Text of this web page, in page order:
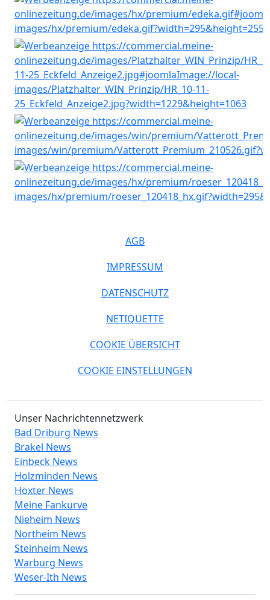
AGB
IMPRESSUM
DATENSCHUTZ
NETIQUETTE
COOKIE ÜBERSICHT
COOKIE EINSTELLUNGEN
Unser Nachrichtennetzwerk
Bad Driburg News
Brakel News
Einbeck News
Holzminden News
Höxter News
Meine Fankurve
Nieheim News
Northeim News
Steinheim News
Warburg News
Weser-Ith News